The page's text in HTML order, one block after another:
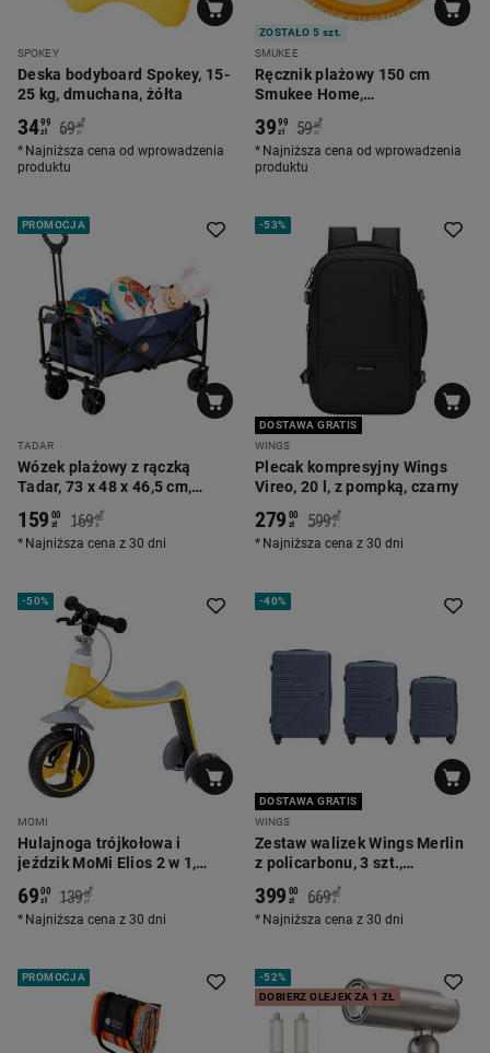
SPOKEY
Deska bodyboard Spokey, 15-
25 kg, dmuchana, żółta
3499
zł 69 90
zł
*
Najniższa cena od wprowadzenia
produktu
ZOSTAŁO 5 szt.
SMUKEE
Ręcznik plażowy 150 cm
Smukee Home,
pomarańczowy
3999
zł 59 90
zł
*
Najniższa cena od wprowadzenia
produktu
PROMOCJA
TADAR
Wózek plażowy z rączką
Tadar, 73 x 48 x 46,5 cm,
159 00
zł 169 00
zł
*
Najniższa cena z 30 dni
-53%
DOSTAWA GRATIS
WINGS
Plecak kompresyjny Wings
Vireo, 20 l, z pompką, czarny
279 00
zł 599 00
zł
*
Najniższa cena z 30 dni
-50%
MOMI
Hulajnoga trójkołowa i
jeździk MoMi Elios 2 w 1,
6900
zł 139 00
zł
*
Najniższa cena z 30 dni
-40%
DOSTAWA GRATIS
WINGS
Zestaw walizek Wings Merlin
z policarbonu, 3 szt.,
399 00
zł 669 00
zł
*
Najniższa cena z 30 dni
PROMOCJA -52%
DOBIERZ OLEJEK ZA 1 ZŁ